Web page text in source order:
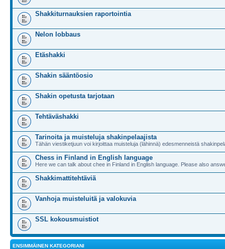
Shakkiturnauksien raportointia
Nelon lobbaus
Etäshakki
Shakin sääntöosio
Shakin opetusta tarjotaan
Tehtäväshakki
Tarinoita ja muisteluja shakinpelaajista
Tähän viestiketjuun voi kirjoittaa muisteluja (lähinnä) edesmenneistä
Chess in Finland in English language
Here we can talk about chee in Finland in English language. Please also
Shakkimattitehtäviä
Vanhoja muisteluitä ja valokuvia
SSL kokousmuistiot
ENSIMMÄINEN KATEGORIANI